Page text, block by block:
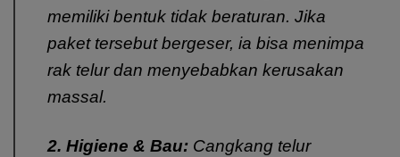
memiliki bentuk tidak beraturan. Jika
paket tersebut bergeser, ia bisa menimpa
rak telur dan menyebabkan kerusakan
massal.
2. Higiene & Bau: Cangkang telur